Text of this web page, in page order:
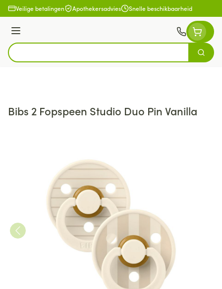
Ga naar de inhoud
Veilige betalingen Apothekersadvies Snelle beschikbaarheid
Menu
Product, merk, categorie...
Zoek
Bibs 2 Fopspeen Studio Duo Pin Vanilla